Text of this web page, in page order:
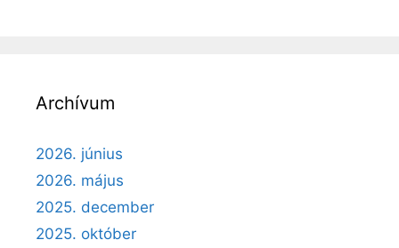
Archívum
2026. június
2026. május
2025. december
2025. október